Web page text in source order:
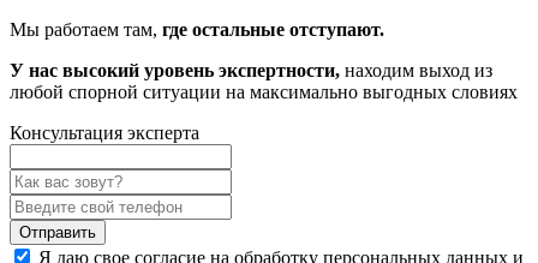
Мы работаем там, где остальные отступают.
У нас высокий уровень экспертности, находим выход из
любой спорной ситуации на максимально выгодных словиях
Консультация эксперта
Отправить
Я даю свое согласие на обработку персональных данных и